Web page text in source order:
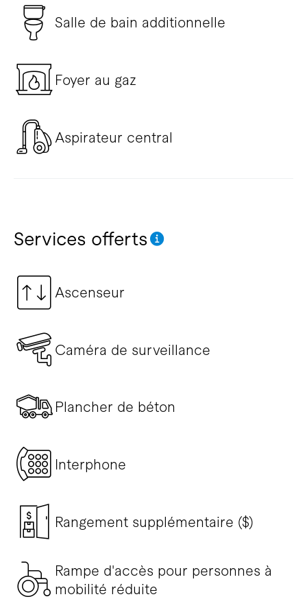
Salle de bain additionnelle
Foyer au gaz
Aspirateur central
Services offerts
Ascenseur
Caméra de surveillance
Plancher de béton
Interphone
Rangement supplémentaire ($)
Rampe d'accès pour personnes à
mobilité réduite